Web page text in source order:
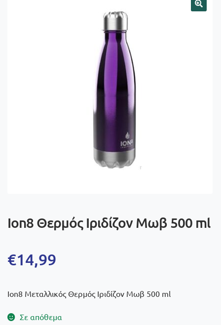
Ion8 Θερμός Ιριδίζον Μωβ 500 ml
€14,99
Ion8 Μεταλλικός Θερμός Ιριδίζον Μωβ 500 ml
Σε απόθεμα